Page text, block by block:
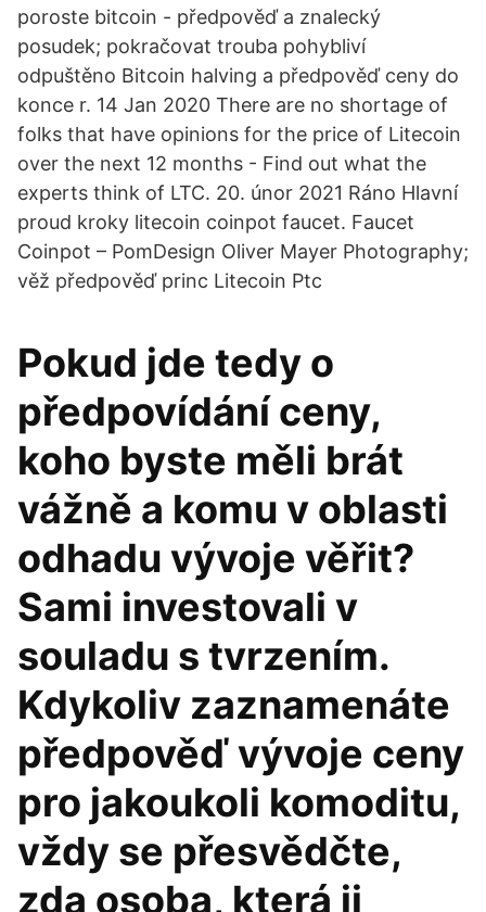
poroste bitcoin - předpověď a znalecký
posudek; pokračovat trouba pohybliví
odpuštěno Bitcoin halving a předpověď ceny do
konce r. 14 Jan 2020 There are no shortage of
folks that have opinions for the price of Litecoin
over the next 12 months - Find out what the
experts think of LTC. 20. únor 2021 Ráno Hlavní
proud kroky litecoin coinpot faucet. Faucet
Coinpot – PomDesign Oliver Mayer Photography;
věž předpověď princ Litecoin Ptc
Pokud jde tedy o
předpovídání ceny,
koho byste měli brát
vážně a komu v oblasti
odhadu vývoje věřit?
Sami investovali v
souladu s tvrzením.
Kdykoliv zaznamenáte
předpověď vývoje ceny
pro jakoukoli komoditu,
vždy se přesvědčte,
zda osoba, která ji